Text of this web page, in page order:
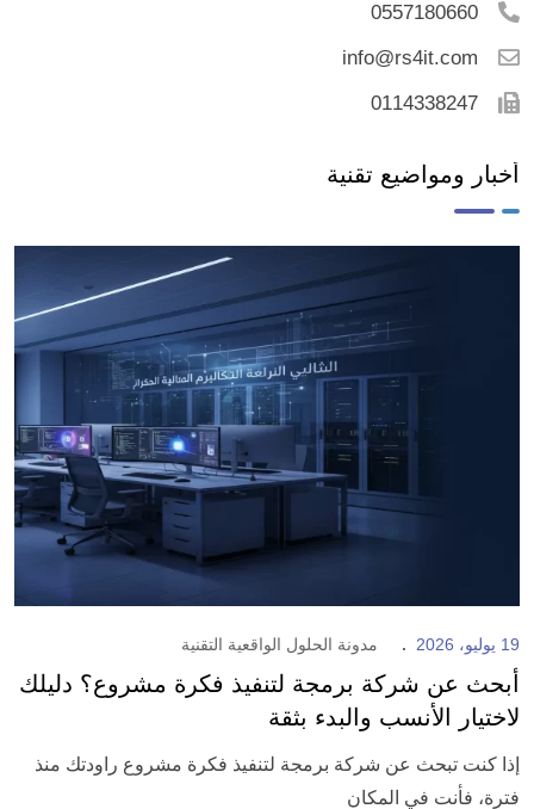
0557180660
info@rs4it.com
أخبار ومواضيع تقنية
19 يوليو، 2026 مدونة الحلول الواقعية التقنية
أبحث عن شركة برمجة لتنفيذ فكرة مشروع؟ دليلك
لاختيار الأنسب والبدء بثقة
إذا كنت تبحث عن شركة برمجة لتنفيذ فكرة مشروع راودتك منذ
فترة، فأنت في المكان